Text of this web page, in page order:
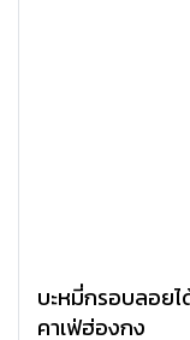
บะหมี่กรอบลอยไ
คาเฟ่ฮ่องกง